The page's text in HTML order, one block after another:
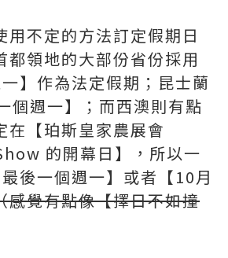
用不定的方法訂定假期日
都領地的大部份省份採用
一】作為法定假期；昆士蘭
個週一】；而西澳則有點
在【珀斯皇家農展會
的開幕日】，所以一
後一個週一】或者【10月
感覺有點像【擇日不如撞